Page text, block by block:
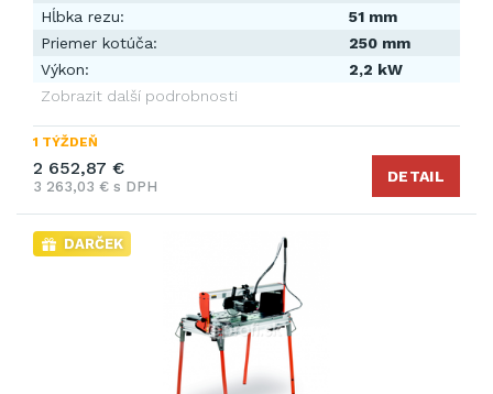
Hĺbka rezu:
51 mm
Priemer kotúča:
250 mm
Výkon:
2,2 kW
Zobrazit další podrobnosti
1 TÝŽDEŇ
2 652,87 €
3 263,03 € s DPH
DETAIL
DARČEK